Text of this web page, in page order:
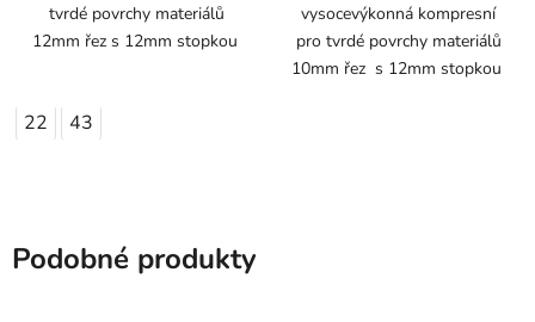
tvrdé povrchy materiálů
12mm řez s 12mm stopkou
22 43
vysocevýkonná kompresní
pro tvrdé povrchy materiálů
10mm řez s 12mm stopkou
Podobné produkty